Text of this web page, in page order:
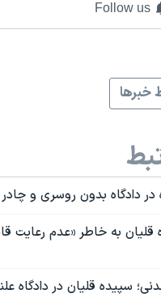
Follow us
دادگاه بدون روسری و
قلیان به خاطر «عدم رعایت
سپیده قلیان در دادگاه